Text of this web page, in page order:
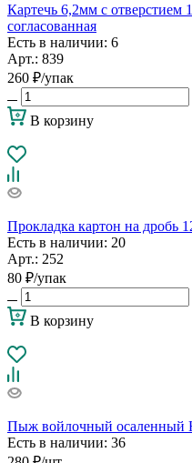
Картечь 6,2мм с отверстием
согласованная
Есть в наличии: 6
Арт.: 839
260 ₽/упак
В корзину
Прокладка картон на дробь
Есть в наличии: 20
Арт.: 252
80 ₽/упак
В корзину
Пыж войлочный осаленный
Есть в наличии: 36